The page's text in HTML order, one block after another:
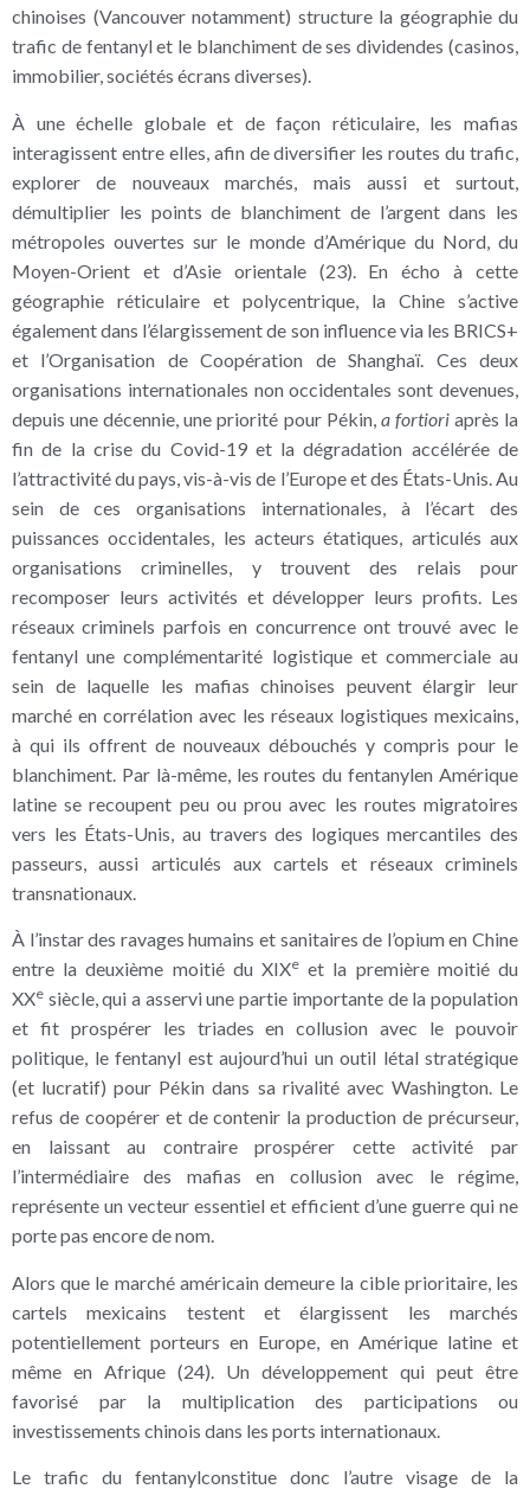
chinoises (Vancouver notamment) structure la géographie du
trafic de fentanyl et le blanchiment de ses dividendes (casinos,
immobilier, sociétés écrans diverses).
À une échelle globale et de façon réticulaire, les mafias
interagissent entre elles, afin de diversifier les routes du trafic,
explorer de nouveaux marchés, mais aussi et surtout,
démultiplier les points de blanchiment de l’argent dans les
métropoles ouvertes sur le monde d’Amérique du Nord, du
Moyen-Orient et d’Asie orientale (23). En écho à cette
géographie réticulaire et polycentrique, la Chine s’active
également dans l’élargissement de son influence via les BRICS+
et l’Organisation de Coopération de Shanghaï. Ces deux
organisations internationales non occidentales sont devenues,
depuis une décennie, une priorité pour Pékin, a fortioriaprès la
fin de la crise du Covid-19 et la dégradation accélérée de
l’attractivité du pays, vis-à-vis de l’Europe et des États-Unis. Au
sein de ces organisations internationales, à l’écart des
puissances occidentales, les acteurs étatiques, articulés aux
organisations criminelles, y trouvent des relais pour
recomposer leurs activités et développer leurs profits. Les
réseaux criminels parfois en concurrence ont trouvé avec le
fentanyl une complémentarité logistique et commerciale au
sein de laquelle les mafias chinoises peuvent élargir leur
marché en corrélation avec les réseaux logistiques mexicains,
à qui ils offrent de nouveaux débouchés y compris pour le
blanchiment. Par là-même, les routes du fentanylen Amérique
latine se recoupent peu ou prou avec les routes migratoires
vers les États-Unis, au travers des logiques mercantiles des
passeurs, aussi articulés aux cartels et réseaux criminels
transnationaux.
À l’instar des ravages humains et sanitaires de l’opium en Chine
entre la deuxième moitié du XIXe et la première moitié du
XXe siècle, qui a asservi une partie importante de la population
et fit prospérer les triades en collusion avec le pouvoir
politique, le fentanyl est aujourd’hui un outil létal stratégique
(et lucratif) pour Pékin dans sa rivalité avec Washington. Le
refus de coopérer et de contenir la production de précurseur,
en laissant au contraire prospérer cette activité par
l’intermédiaire des mafias en collusion avec le régime,
représente un vecteur essentiel et efficient d’une guerre qui ne
porte pas encore de nom.
Alors que le marché américain demeure la cible prioritaire, les
cartels mexicains testent et élargissent les marchés
potentiellement porteurs en Europe, en Amérique latine et
même en Afrique (24). Un développement qui peut être
favorisé par la multiplication des participations ou
investissements chinois dans les ports internationaux.
Le trafic du fentanylconstitue donc l’autre visage de la